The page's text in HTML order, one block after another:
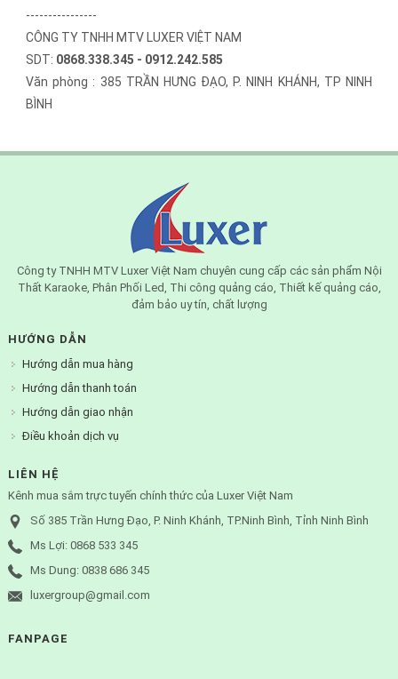
----------------
CÔNG TY TNHH MTV LUXER VIỆT NAM
SDT: 0868.338.345 - 0912.242.585
Văn phòng : 385 TRẦN HƯNG ĐẠO, P. NINH KHÁNH, TP NINH
BÌNH
Công ty TNHH MTV Luxer Việt Nam chuyên cung cấp các sản phẩm Nội
Thất Karaoke, Phân Phối Led, Thi công quảng cáo, Thiết kế quảng cáo,
đảm bảo uy tín, chất lượng
HƯỚNG DẪN
Hướng dẫn mua hàng
Hướng dẫn thanh toán
Hướng dẫn giao nhận
Điều khoản dịch vụ
LIÊN HỆ
Kênh mua sắm trực tuyến chính thức của Luxer Việt Nam
Số 385 Trần Hưng Đạo, P. Ninh Khánh, TP.Ninh Bình, Tỉnh Ninh Bình
Ms Lợi: 0868 533 345
Ms Dung: 0838 686 345
luxergroup@gmail.com
FANPAGE